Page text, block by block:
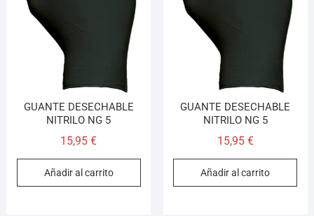
GUANTE DESECHABLE
NITRILO NG 5
15,95€
Añadir al carrito
GUANTE DESECHABLE
NITRILO NG 5
15,95 €
Añadir al carrito